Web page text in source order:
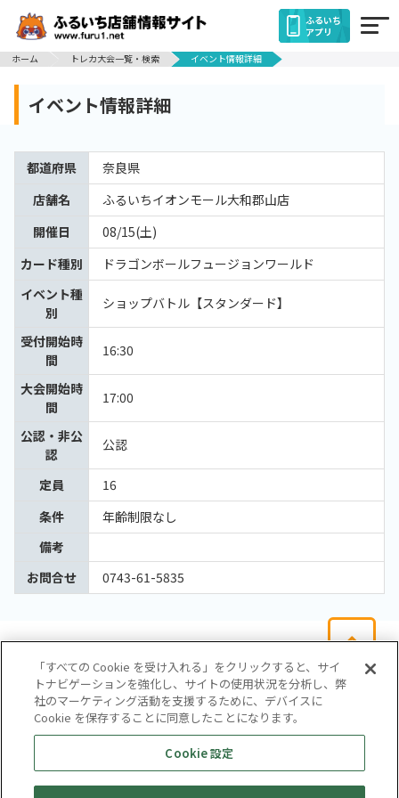
ふるいち
アプリ
ホーム
トレカ大会一覧・検索 イベント情報詳細
イベント情報詳細
都道府県
奈良県
店舗名
ふるいちイオンモール大和郡山店
開催日
08/15(土)
カード種別
ドラゴンボールフュージョンワールド
イベント種
別
ショップバトル【スタンダード】
受付開始時
間
16:30
大会開始時
間
17:00
公認・非公
認
公認
定員
16
条件
年齢制限なし
備考
お問合せ
0743-61-5835
会社概要
サイトマップ
お問い合わせ
個人情報保護方針
株式会社テイツー
「すべての Cookie を受け入れる」をクリックすると、サイ
トナビゲーションを強化し、サイトの使用状況を分析し、弊
社のマーケティング活動を支援するために、デバイスに
Cookie を保存することに同意したことになります。
Cookie 設定